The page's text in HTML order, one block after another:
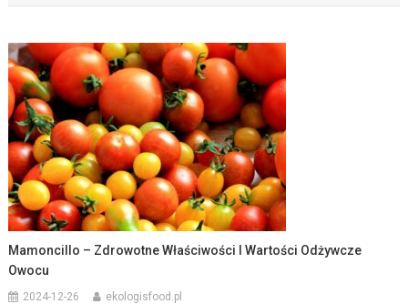
Mamoncillo – Zdrowotne Właściwości I Wartości Odżywcze
Owocu
2024-12-26 ekologisfood.pl